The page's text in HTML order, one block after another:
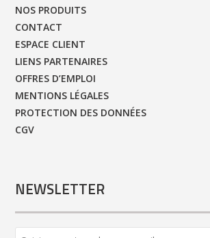
NOS PRODUITS
CONTACT
ESPACE CLIENT
LIENS PARTENAIRES
OFFRES D’EMPLOI
MENTIONS LÉGALES
PROTECTION DES DONNÉES
CGV
NEWSLETTER